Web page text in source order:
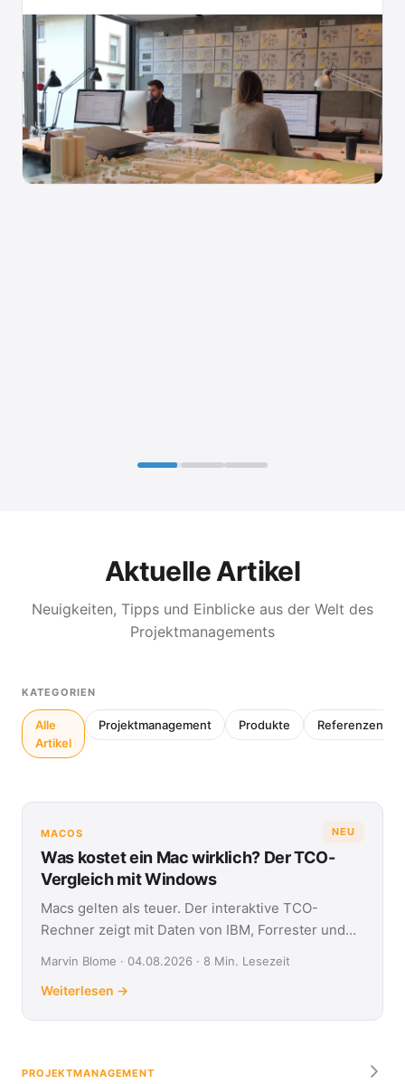
Aktuelle Artikel
Neuigkeiten, Tipps und Einblicke aus der Welt des
Projektmanagements
KATEGORIEN
Alle
Artikel
Projektmanagement Produkte Referenzen
NEU
MACOS
Was kostet ein Mac wirklich? Der TCO-
Vergleich mit Windows
Macs gelten als teuer. Der interaktive TCO-
Rechner zeigt mit Daten von IBM, Forrester und
Marvin Blome · 04.08.2026 · 8 Min. Lesezeit
Weiterlesen →
PROJEKTMANAGEMENT